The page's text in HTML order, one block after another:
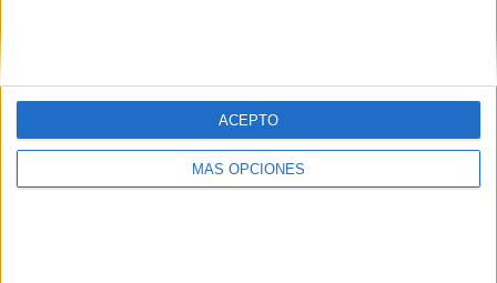
MÁS OPCIONES
ACEPTO
LO MÁS VISITADO